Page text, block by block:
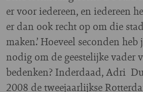
er voor iedereen, en iedereen
er dan ook recht op om die
maken.’ Hoeveel seconden heb
nodig om de geestelijke vader
bedenken? Inderdaad, Adri
2008 de tweejaarlijkse